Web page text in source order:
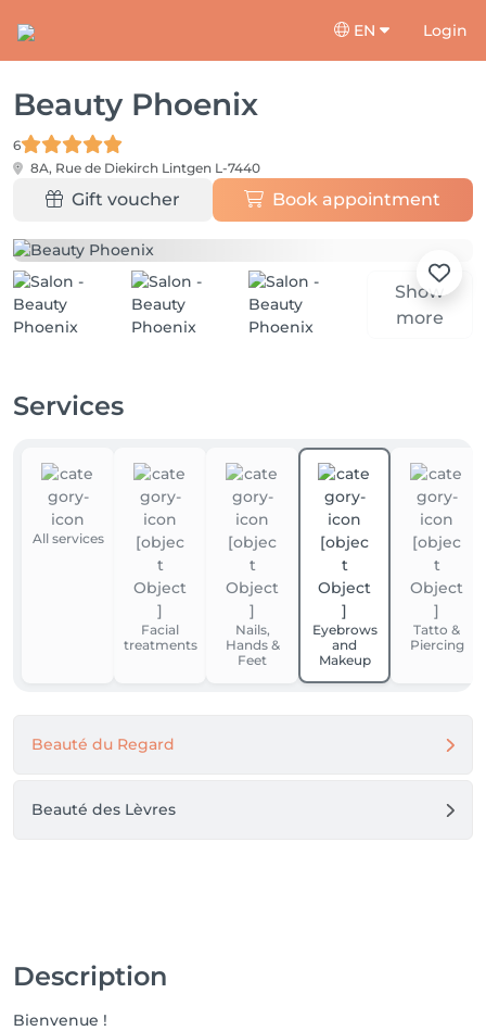
EN Login
Beauty Phoenix
6
8A, Rue de Diekirch Lintgen L-7440
Gift voucher Book appointment
Show
more
Services
All services
Facial
treatments
Nails,
Hands &
Feet
Eyebrows
and
Makeup
Tatto &
Piercing
Beauté du Regard
Beauté des Lèvres
Description
Bienvenue !